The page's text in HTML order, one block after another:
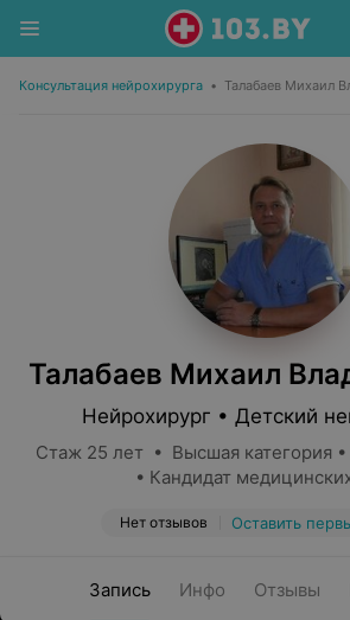
Консультация нейрохирурга • Талабаев Михаил
Талабаев Михаил
Нейрохирург • Детский
Стаж 25 лет • Высшая категория
• Кандидат
Нет отзывов Оставить
Запись Инфо Отзывы